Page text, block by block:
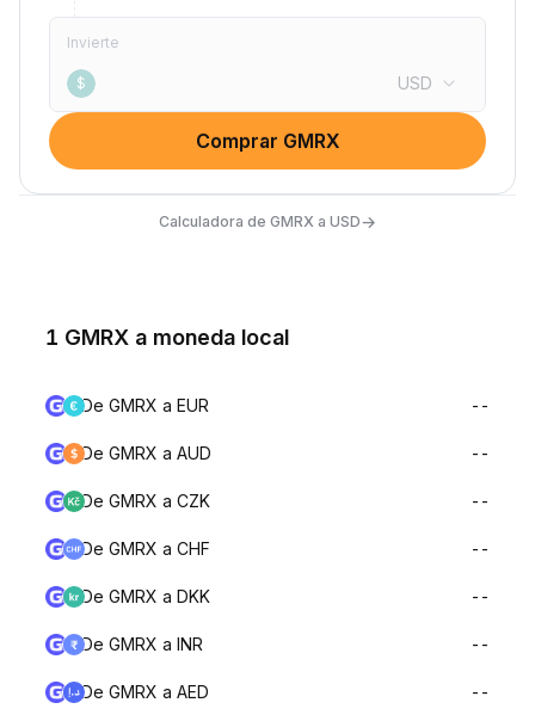
Invierte
$ USD
Comprar GMRX
Calculadora de GMRX a USD→
1 GMRX a moneda local
De GMRX a EUR --
De GMRX a AUD --
De GMRX a CZK --
De GMRX a CHF --
De GMRX a DKK --
De GMRX a INR --
De GMRX a AED --